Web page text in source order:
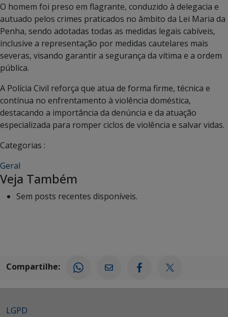
O homem foi preso em flagrante, conduzido à delegacia e
autuado pelos crimes praticados no âmbito da Lei Maria da
Penha, sendo adotadas todas as medidas legais cabíveis,
inclusive a representação por medidas cautelares mais
severas, visando garantir a segurança da vítima e a ordem
pública.
A Polícia Civil reforça que atua de forma firme, técnica e
contínua no enfrentamento à violência doméstica,
destacando a importância da denúncia e da atuação
especializada para romper ciclos de violência e salvar vidas.
Categorias :
Geral
Veja Também
Sem posts recentes disponíveis.
Compartilhe:
LGPD